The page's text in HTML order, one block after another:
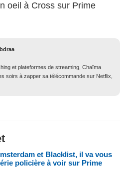
oeil à Cross sur Prime
et plateformes de streaming, Chaïma
soirs à zapper sa télécommande sur Netflix,
et Blacklist, il va vous
policière à voir sur Prime